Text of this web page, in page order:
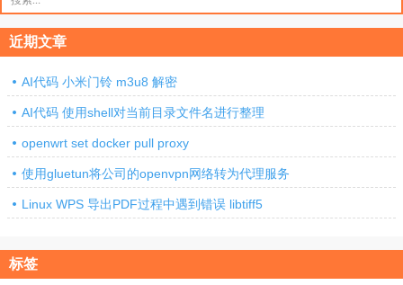
索：
近期文章
AI代码 小米门铃 m3u8 解密
AI代码 使用shell对当前目录文件名进行整理
openwrt set docker pull proxy
使用gluetun将公司的openvpn网络转为代理服务
Linux WPS 导出PDF过程中遇到错误 libtiff5
标签